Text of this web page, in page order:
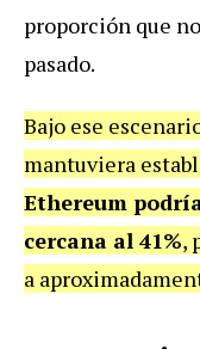
proporción que
pasado.
Bajo ese
mantuviera
Ethereum
cercana al 41%,
a